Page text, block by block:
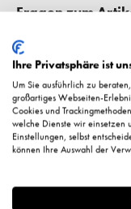
Fragen zum
Ihre Privatsphäre ist
Um Sie ausführlich zu
großartiges Webseiten-
Cookies und
welche Dienste wir einsetzen
Einstellungen, selbst
können Ihre Auswahl der